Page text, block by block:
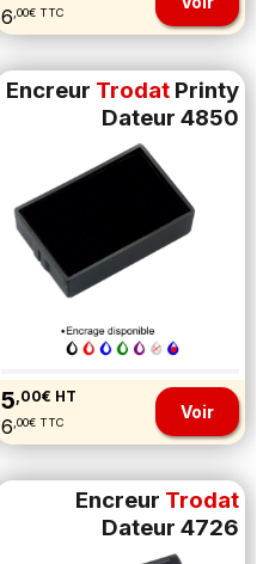
6 ,00€ TTC
Encreur Trodat Printy
Dateur 4850
5 ,00€ HT
6 ,00€ TTC Voir
Encreur Trodat
Dateur 4726